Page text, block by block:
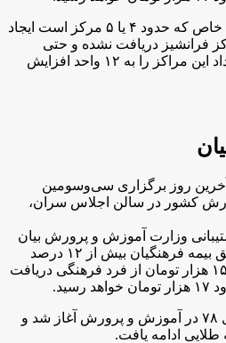
بطحایی افزود: مراکز درمانی خاص که حدود ۴ یا ۵ مرکز است ایجاد
فرانشیز دریافت نشده و حتی
داروها نیز رایگان است که تعداد این مراکز را به ۱۲ واحد افزایش
روز برگزاری سی‌وسومین
کشور در سالن اجلاس سران،
وزارت آموزش و پرورش بیان
کرد: برای سال ۹۵ افزایش حق بیمه فرهنگیان بیش از ۱۲ درصد
نخواهد بود یعنی سال گذشته ۱۵ هزار تومان از فرد فرهنگی دریافت
بیمه تکمیلی فرهنگیان از سال ۷۸ در آموزش و پرورش آغاز شد و